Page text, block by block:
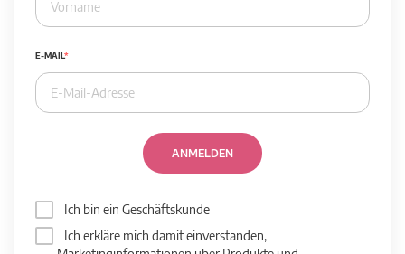
E-MAIL
ANMELDEN
Ich bin ein Geschäftskunde
Ich erkläre mich damit einverstanden,